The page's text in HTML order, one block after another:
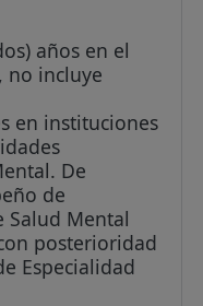
años en el
no incluye
en instituciones
De
de
Salud Mental
posterioridad
Especialidad